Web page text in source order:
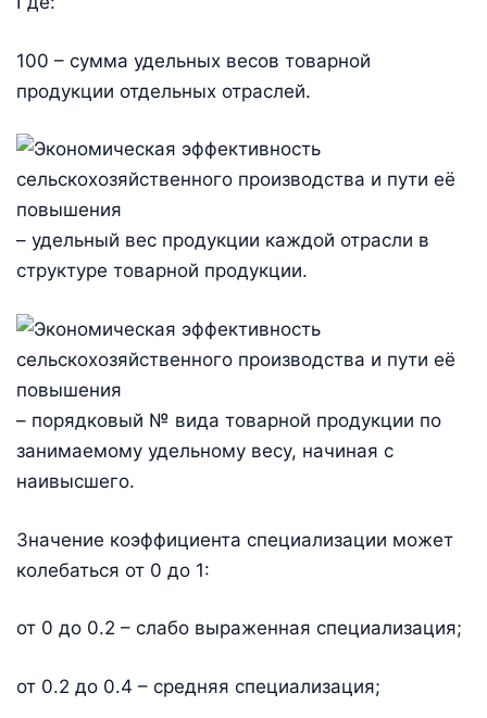
100 – сумма удельных весов товарной
продукции отдельных отраслей.
– удельный вес продукции каждой отрасли в
структуре товарной продукции.
– порядковый № вида товарной продукции по
занимаемому удельному весу, начиная с
наивысшего.
Значение коэффициента специализации может
колебаться от 0 до 1:
от 0 до 0.2 – слабо выраженная специализация;
от 0.2 до 0.4 – средняя специализация;